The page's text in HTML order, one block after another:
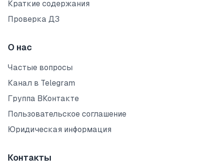
Краткие содержания
Проверка ДЗ
О нас
Частые вопросы
Канал в Telegram
Группа ВКонтакте
Пользовательское соглашение
Юридическая информация
Контакты